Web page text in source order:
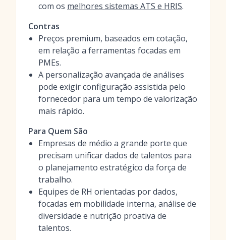
com os melhores sistemas ATS e HRIS.
Contras
Preços premium, baseados em cotação,
em relação a ferramentas focadas em
PMEs.
A personalização avançada de análises
pode exigir configuração assistida pelo
fornecedor para um tempo de valorização
mais rápido.
Para Quem São
Empresas de médio a grande porte que
precisam unificar dados de talentos para
o planejamento estratégico da força de
trabalho.
Equipes de RH orientadas por dados,
focadas em mobilidade interna, análise de
diversidade e nutrição proativa de
talentos.